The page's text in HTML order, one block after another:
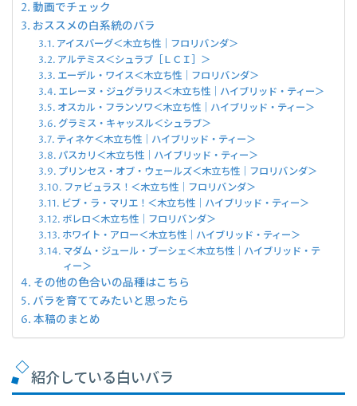
動画でチェック
おススメの白系統のバラ
アイスバーグ＜木立ち性｜フロリバンダ＞
アルテミス＜シュラブ［ＬＣＩ］＞
エーデル・ワイス＜木立ち性｜フロリバンダ＞
エレーヌ・ジュグラリス＜木立ち性｜ハイブリッド・ティー＞
オスカル・フランソワ＜木立ち性｜ハイブリッド・ティー＞
グラミス・キャッスル＜シュラブ＞
ティネケ＜木立ち性｜ハイブリッド・ティー＞
パスカリ＜木立ち性｜ハイブリッド・ティー＞
プリンセス・オブ・ウェールズ＜木立ち性｜フロリバンダ＞
ファビュラス！＜木立ち性｜フロリバンダ＞
ビブ・ラ・マリエ！＜木立ち性｜ハイブリッド・ティー＞
ボレロ＜木立ち性｜フロリバンダ＞
ホワイト・アロー＜木立ち性｜ハイブリッド・ティー＞
マダム・ジュール・ブーシェ＜木立ち性｜ハイブリッド・テ
ィー＞
その他の色合いの品種はこちら
バラを育ててみたいと思ったら
本稿のまとめ
紹介している白いバラ